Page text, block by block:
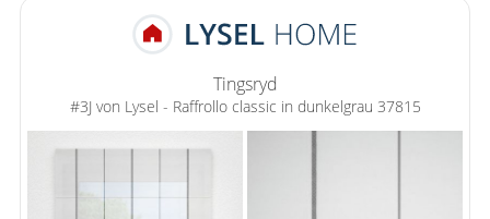
Tingsryd
#3J von Lysel - Raffrollo classic in dunkelgrau 37815